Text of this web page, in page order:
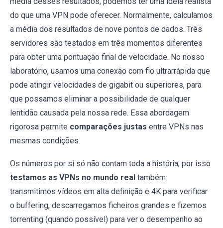
do que uma VPN pode oferecer. Normalmente, calculamos
a média dos resultados de nove pontos de dados. Três
servidores são testados em três momentos diferentes
para obter uma pontuação final de velocidade. No nosso
laboratório, usamos uma conexão com fio ultrarrápida que
pode atingir velocidades de gigabit ou superiores, para
que possamos eliminar a possibilidade de qualquer
lentidão causada pela nossa rede. Essa abordagem
rigorosa permite comparações justas entre VPNs nas
mesmas condições.
Os números por si só não contam toda a história, por isso
testamos as VPNs no mundo real também:
transmitimos vídeos em alta definição e 4K para verificar
o buffering, descarregamos ficheiros grandes e fizemos
torrenting (quando possível) para ver o desempenho ao